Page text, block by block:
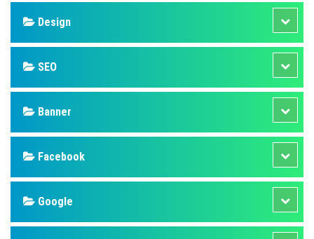
Design
SEO
Banner
Facebook
Google